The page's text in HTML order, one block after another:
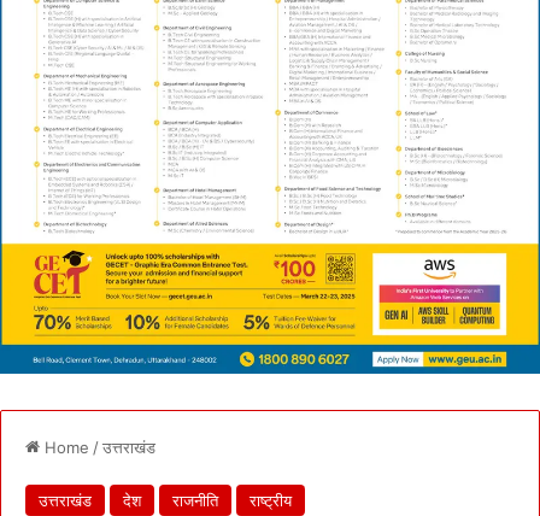
Home /उत्तराखंड
उत्तराखंड देश राजनीति राष्ट्रीय